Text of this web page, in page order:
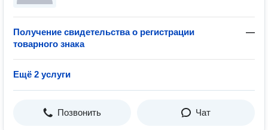
Получение свидетельства о регистрации
товарного знака
—
Ещё 2 услуги
Позвонить Чат